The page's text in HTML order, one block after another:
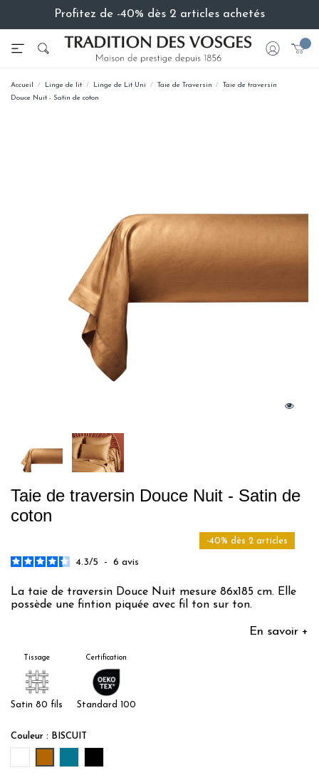
Profitez de -40% dès 2 articles achetés
Accueil Linge de lit Linge de Lit Uni Taie de Traversin
Taie de traversin
Douce Nuit - Satin de coton
Taie de traversin Douce Nuit - Satin de
coton
-40% dès 2 articles
4.3/5 - 6 avis
La taie de traversin Douce Nuit mesure 86x185 cm. Elle
possède une fintion piquée avec fil ton sur ton.
En savoir +
Tissage
Satin 80 fils
Certification
Standard 100
Couleur : BISCUIT